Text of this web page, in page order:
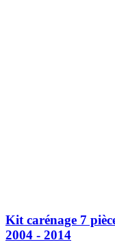
Kit carénage 7
2004 - 2014